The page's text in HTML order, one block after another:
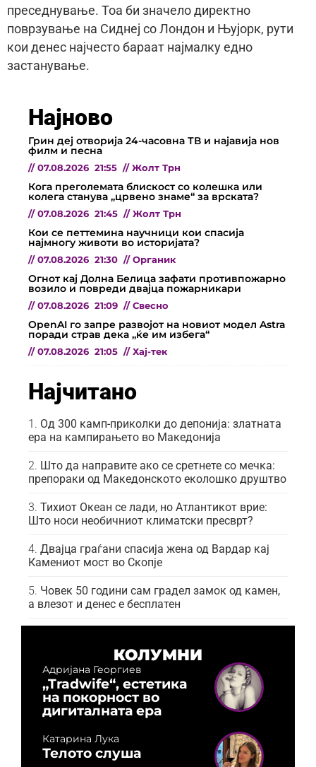
преседнување. Тоа би значело директно
поврзување на Сиднеј со Лондон и Њујорк, рути
кои денес најчесто бараат најмалку едно
застанување.
Најново
Грин деј отворија 24-часовна ТВ и најавија нов
филм и песна
// 07.08.2026 21:55 // Жолт Трн
Кога преголемата блискост со колешка или
колега станува „црвено знаме“ за врската?
// 07.08.2026 21:45 // Жолт Трн
Кои се петтемина научници кои спасија
најмногу животи во историјата?
// 07.08.2026 21:30 // Органик
Огнот кај Долна Белица зафати противпожарно
возило и повреди двајца пожарникари
// 07.08.2026 21:09 // Свесно
OpenAI го запре развојот на новиот модел Astra
поради страв дека „ќе им избега“
// 07.08.2026 21:05 // Хај-тек
Најчитано
Од 300 камп-приколки до депонија: златната
ера на кампирањето во Македонија
Што да направите ако се сретнете со мечка:
препораки од Македонското еколошко друштво
Тихиот Океан се лади, но Атлантикот врие:
Што носи необичниот климатски пресврт?
Двајца граѓани спасија жена од Вардар кај
Камениот мост во Скопје
Човек 50 години сам градел замок од камен,
а влезот и денес е бесплатен
КОЛУМНИ
Адријана Георгиев
„Tradwife“, естетика
на покорност во
дигиталната ера
Катарина Лука
Телото слуша